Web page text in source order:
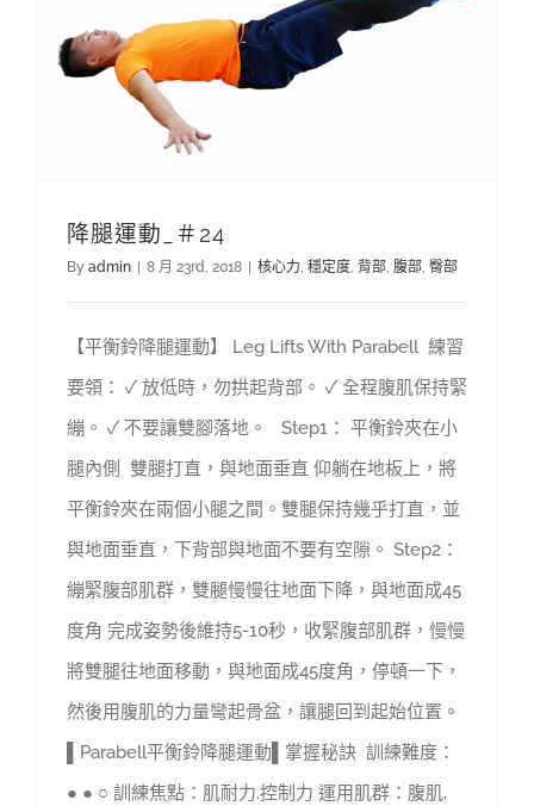
降腿運動_＃24
By admin 8 月 23rd, 2018 核心力, 穩定度, 背部, 腹部, 臀部
【平衡鈴降腿運動】 Leg Lifts With Parabell 練習
要領： ✓ 放低時，勿拱起背部。 ✓ 全程腹肌保持緊
繃。 ✓ 不要讓雙腳落地。 Step1： 平衡鈴夾在小
腿內側 雙腿打直，與地面垂直 仰躺在地板上，將
平衡鈴夾在兩個小腿之間。雙腿保持幾乎打直，並
與地面垂直，下背部與地面不要有空隙。 Step2：
繃緊腹部肌群，雙腿慢慢往地面下降，與地面成45
度角 完成姿勢後維持5-10秒，收緊腹部肌群，慢慢
將雙腿往地面移動，與地面成45度角，停頓一下，
然後用腹肌的力量彎起骨盆，讓腿回到起始位置。
▌Parabell平衡鈴降腿運動▌掌握秘訣 訓練難度：
● ● ○ 訓練焦點：肌耐力.控制力 運用肌群：腹肌,